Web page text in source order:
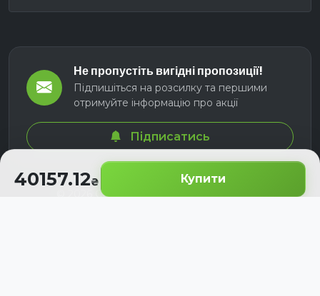
40157.12 Купити
Не пропустіть вигідні пропозиції!
Підпишіться на розсилку та першими
отримуйте інформацію про акції
Підписатись
© 2026 СЕЛМ АГРО. Всі права захищені.